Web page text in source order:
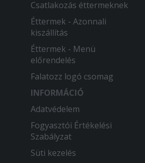
ÉS VÁSÁRLÓBARÁT
ÉTELEK
meg a nagy adag
amit kiegészítésként
Csatlakozás éttermeknek
Éttermek - Azonnali
kiszállítás
Éttermek - Menü
előrendelés
Falatozz logó csomag
INFORMÁCIÓ
Adatvédelem
Fogyasztói Értékelési
Szabályzat
Süti kezelés